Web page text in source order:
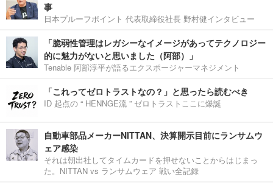
事
日本プルーフポイント 代表取締役社長 野村健インタビュー
「脆弱性管理はレガシーなイメージがあってテクノロジー
的に魅力がないと思いました（阿部）」
Tenable 阿部淳平が語るエクスポージャーマネジメント
「これってゼロトラストなの？」と思ったら読むべき
ID 起点の “ HENNGE流 ” ゼロトラストここに爆誕
自動車部品メーカーNITTAN、決算開示目前にランサムウ
ェア感染
それは朝出社してタイムカードを押せないことからはじまっ
た。NITTAN vs ランサムウェア 戦い全記録